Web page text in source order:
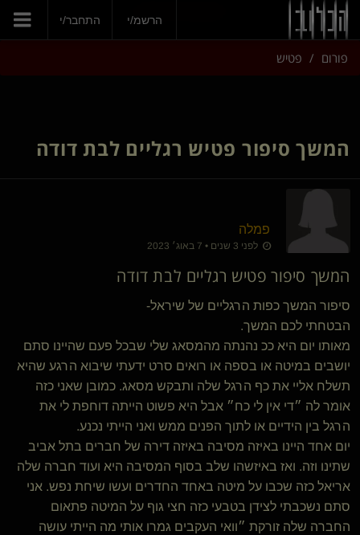
הצטרפי עכשיו
הרשמ/י התחבר/י
פורום פטיש
המשך סיפור פטיש רגליים לבת דודה
פמלה
לפני 3 שנים • 7 באוג׳ 2023
המשך סיפור פטיש רגליים לבת דודה
סיפור המשך כפות הרגליים של שיראל-
הבטחתי לכם המשך.
מאותו יום היא ככ נהנתה מהמסאג שלי שבכל פעם שהיינו סתם
יושבים במיטה או בספה או רואים סרט ידעתי שיבוא הרגע שהיא
תשלח אליי את כף הרגל שלה ותבקש מסאג. כמובן שאני כזה
אומר לה ״די אין לי כח״ אבל היא פשוט הייתה דוחפת לי את
הרגל בין הידיים או לתוך הפנים ממש ואני הייתי נכנע.
יום אחד היינו באיזה מסיבה באיזה דירה של חברים בתל אביב
שתינו וזה. ואז באיזשהו שלב בסוף המסיבה היא ועוד חברה שלה
אריאל כזה שכבו על מיטה באחד החדרים ועשו שיחת נפש. אני
סתם נשכבתי לצידן בטבעי כזה חצי גוף על המיטה פתאום
החברה שלה זורקת ״וואי העקבים גמרו אותי מה הייתי עושה